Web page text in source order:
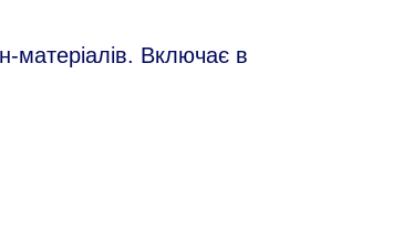
матеріалів. Включає в